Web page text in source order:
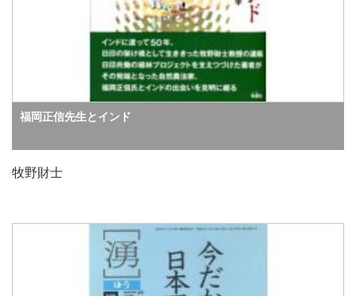
福岡正信先生とインド
牧野財士